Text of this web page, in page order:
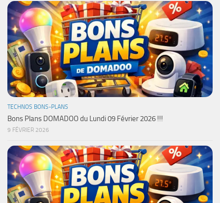
TECHNOS BONS-PLANS
Bons Plans DOMADOO du Lundi 09 Février 2026 !!!
9 FÉVRIER 2026